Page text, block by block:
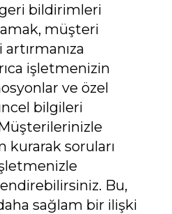
bildirimleri
müşteri
işletmenizin
ve özel
bilgileri
soruları
Bu,
sağlam bir ilişki